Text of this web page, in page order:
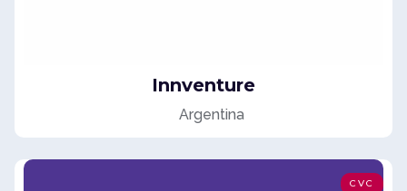
Innventure
Argentina
CVC